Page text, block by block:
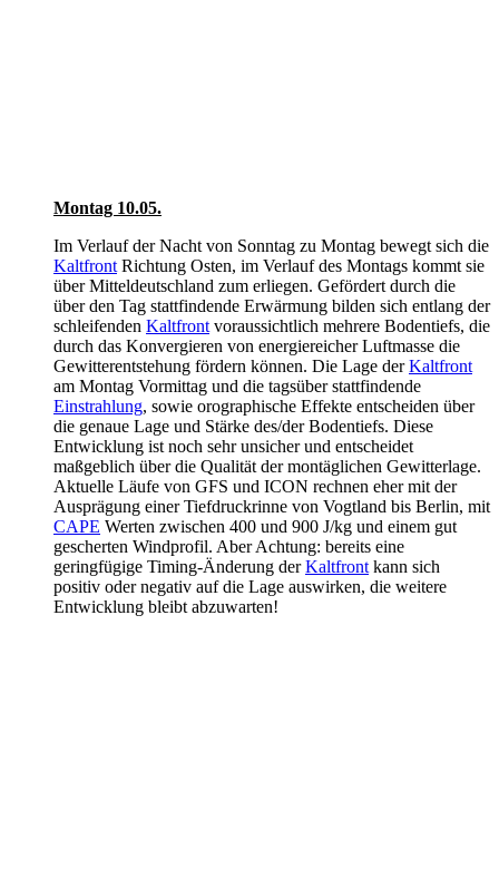
Montag 10.05.
Im Verlauf der Nacht von Sonntag zu Montag bewegt sich die
Kaltfront Richtung Osten, im Verlauf des Montags kommt sie
über Mitteldeutschland zum erliegen. Gefördert durch die
über den Tag stattfindende Erwärmung bilden sich entlang der
schleifenden Kaltfront voraussichtlich mehrere Bodentiefs, die
durch das Konvergieren von energiereicher Luftmasse die
Gewitterentstehung fördern können. Die Lage derKaltfront
am Montag Vormittag und die tagsüber stattfindende
Einstrahlung, sowie orographische Effekte entscheiden über
die genaue Lage und Stärke des/der Bodentiefs. Diese
Entwicklung ist noch sehr unsicher und entscheidet
maßgeblich über die Qualität der montäglichen Gewitterlage.
Aktuelle Läufe von GFS und ICON rechnen eher mit der
Ausprägung einer Tiefdruckrinne von Vogtland bis Berlin, mit
CAPE Werten zwischen 400 und 900 J/kg und einem gut
gescherten Windprofil. Aber Achtung: bereits eine
geringfügige Timing-Änderung derKaltfront kann sich
positiv oder negativ auf die Lage auswirken, die weitere
Entwicklung bleibt abzuwarten!